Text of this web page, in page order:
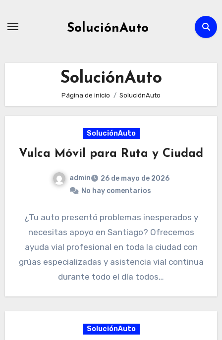
SoluciónAuto
SoluciónAuto
Página de inicio SoluciónAuto
SoluciónAuto
Vulca Móvil para Ruta y Ciudad
admin
26 de mayo de 2026
No hay comentarios
¿Tu auto presentó problemas inesperados y
necesitas apoyo en Santiago? Ofrecemos
ayuda vial profesional en toda la ciudad con
grúas especializadas y asistencia vial continua
durante todo el día todos…
SoluciónAuto